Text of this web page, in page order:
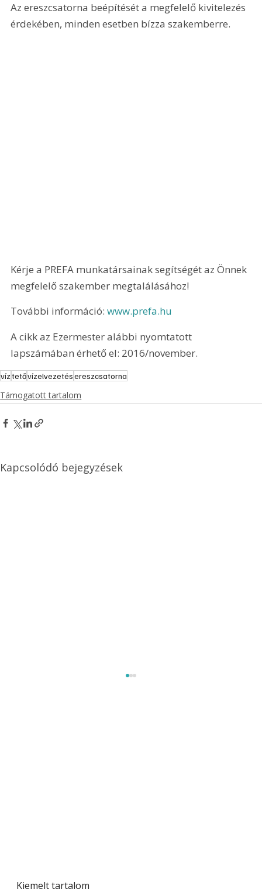
Kiemelt tartalom
Az ereszcsatorna beépítését a megfelelő kivitelezés
érdekében, minden esetben bízza szakemberre.
Kérje a PREFA munkatársainak segítségét az Önnek
megfelelő szakember megtalálásához!
További információ: www.prefa.hu
A cikk az Ezermester alábbi nyomtatott
lapszámában érhető el: 2016/november.
víztetővízelvezetésereszcsatorna
Támogatott tartalom
Kapcsolódó bejegyzések